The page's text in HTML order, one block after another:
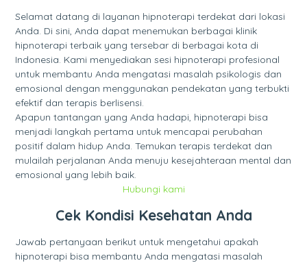
Selamat datang di layanan hipnoterapi terdekat dari lokasi
Anda. Di sini, Anda dapat menemukan berbagai klinik
hipnoterapi terbaik yang tersebar di berbagai kota di
Indonesia. Kami menyediakan sesi hipnoterapi profesional
untuk membantu Anda mengatasi masalah psikologis dan
emosional dengan menggunakan pendekatan yang terbukti
efektif dan terapis berlisensi.
Apapun tantangan yang Anda hadapi, hipnoterapi bisa
menjadi langkah pertama untuk mencapai perubahan
positif dalam hidup Anda. Temukan terapis terdekat dan
mulailah perjalanan Anda menuju kesejahteraan mental dan
emosional yang lebih baik.
Hubungi kami
Cek Kondisi Kesehatan Anda
Jawab pertanyaan berikut untuk mengetahui apakah
hipnoterapi bisa membantu Anda mengatasi masalah